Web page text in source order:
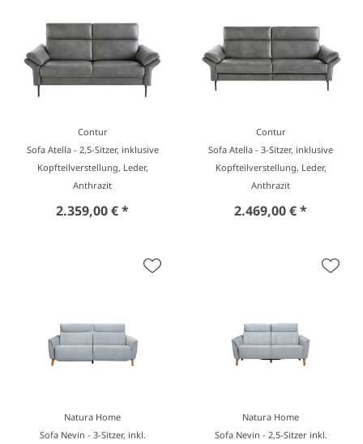
Contur
Sofa Atella - 2,5-Sitzer, inklusive
Kopfteilverstellung, Leder,
Anthrazit
2.359,00 € *
Contur
Sofa Atella - 3-Sitzer, inklusive
Kopfteilverstellung, Leder,
Anthrazit
2.469,00 € *
Natura Home
Sofa Nevin - 3-Sitzer, inkl.
Natura Home
Sofa Nevin - 2,5-Sitzer inkl.